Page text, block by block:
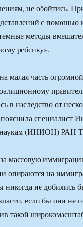
не обойтись.
с помощью
методы
ребенку».
малая часть
в наследство от
специалист
(ИНИОН) РАН
массовую
опираются на
никогда не добились
если бы они не
такой